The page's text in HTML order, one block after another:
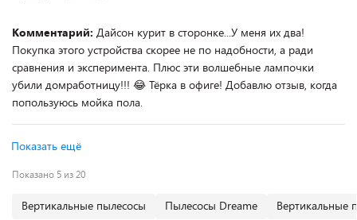
Комментарий: Дайсон курит в сторонке...У меня их два!
Покупка этого устройства скорее не по надобности, а ради
сравнения и эксперимента. Плюс эти волшебные лампочки
убили домработницу!!! 😂 Тёрка в офиге! Добавлю отзыв, когда
попользуюсь мойка пола.
Показать ещё
Показано 5 из 20
Вертикальные пылесосы Пылесосы Dreame Вертикальные